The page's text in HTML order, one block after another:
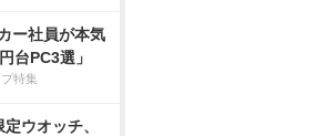
ー社員が本気
台PC3選」
特集
定ウオッチ、